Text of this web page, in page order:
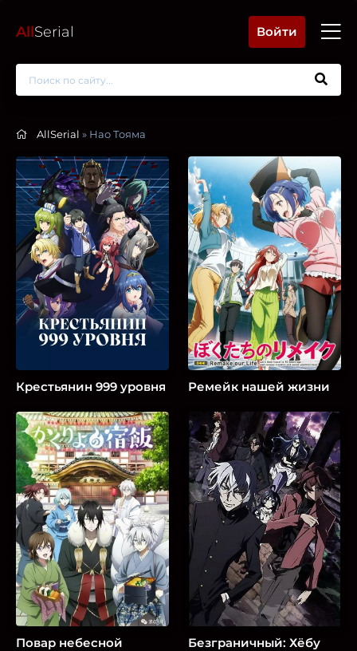
AllSerial Войти
AllSerial » Нао Тояма
Крестьянин 999 уровня Ремейк нашей жизни
Повар небесной
Безграничный: Хёбу